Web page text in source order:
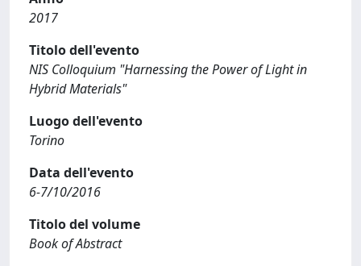
2017
Titolo dell'evento
NIS Colloquium "Harnessing the Power of Light in
Hybrid Materials"
Luogo dell'evento
Torino
Data dell'evento
6-7/10/2016
Titolo del volume
Book of Abstract